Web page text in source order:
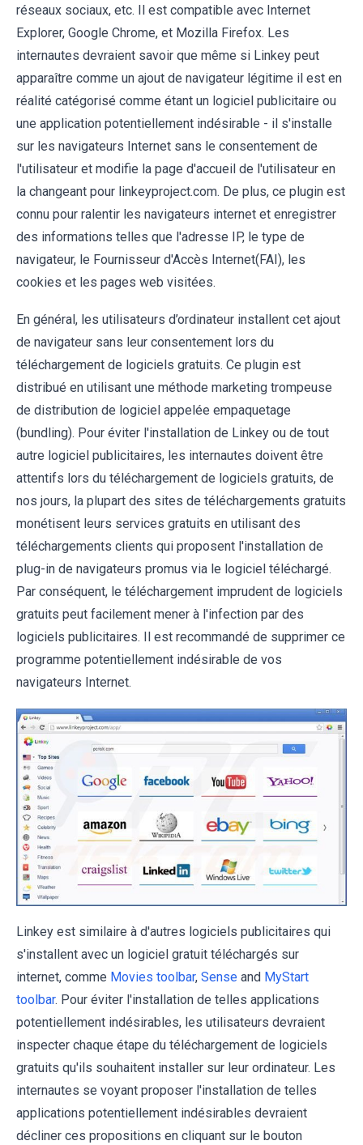
réseaux sociaux, etc. Il est compatible avec Internet
Explorer, Google Chrome, et Mozilla Firefox. Les
internautes devraient savoir que même si Linkey peut
apparaître comme un ajout de navigateur légitime il est en
réalité catégorisé comme étant un logiciel publicitaire ou
une application potentiellement indésirable - il s'installe
sur les navigateurs Internet sans le consentement de
l'utilisateur et modifie la page d'accueil de l'utilisateur en
la changeant pour linkeyproject.com. De plus, ce plugin est
connu pour ralentir les navigateurs internet et enregistrer
des informations telles que l'adresse IP, le type de
navigateur, le Fournisseur d'Accès Internet(FAI), les
cookies et les pages web visitées.
En général, les utilisateurs d’ordinateur installent cet ajout
de navigateur sans leur consentement lors du
téléchargement de logiciels gratuits. Ce plugin est
distribué en utilisant une méthode marketing trompeuse
de distribution de logiciel appelée empaquetage
(bundling). Pour éviter l'installation de Linkey ou de tout
autre logiciel publicitaires, les internautes doivent être
attentifs lors du téléchargement de logiciels gratuits, de
nos jours, la plupart des sites de téléchargements gratuits
monétisent leurs services gratuits en utilisant des
téléchargements clients qui proposent l'installation de
plug-in de navigateurs promus via le logiciel téléchargé.
Par conséquent, le téléchargement imprudent de logiciels
gratuits peut facilement mener à l'infection par des
logiciels publicitaires. Il est recommandé de supprimer ce
programme potentiellement indésirable de vos
navigateurs Internet.
Linkey est similaire à d'autres logiciels publicitaires qui
s'installent avec un logiciel gratuit téléchargés sur
internet, comme Movies toolbar, Sense and MyStart
toolbar. Pour éviter l'installation de telles applications
potentiellement indésirables, les utilisateurs devraient
inspecter chaque étape du téléchargement de logiciels
gratuits qu'ils souhaitent installer sur leur ordinateur. Les
internautes se voyant proposer l'installation de telles
applications potentiellement indésirables devraient
décliner ces propositions en cliquant sur le bouton